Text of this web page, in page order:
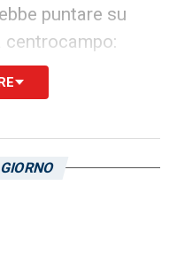
puntare su
centrocampo:
mezzala; quindi
colleghi di
TOP NEWS